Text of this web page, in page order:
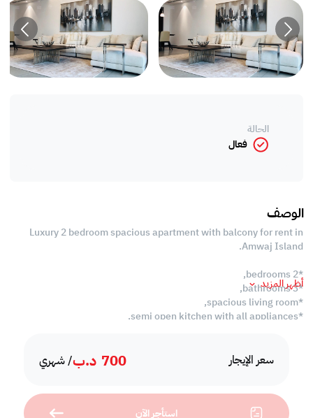
سعر الإيجار 700 د.ب/ شهري
استأجر الآن
الحالة
فعال
الوصف
Luxury 2 bedroom spacious apartment with balcony for rent in
Amwaj Island.
*2 bedrooms,
*3 bathrooms,
*spacious living room,
*semi open kitchen with all appliances,
أظهر المزيد